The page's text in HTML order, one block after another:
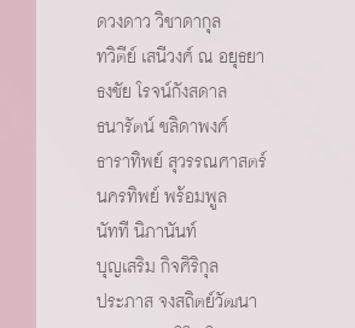
ดวงดาว วิชาดากุล
ทวิตีย์ เสนีวงศ์ ณ อยุธยา
ธงชัย โรจน์กังสดาล
ธนารัตน์ ชลิดาพงศ์
ธาราทิพย์ สุวรรณศาสตร์
นครทิพย์ พร้อมพูล
นัทที นิภานันท์
บุญเสริม กิจศิริกุล
ประภาส จงสถิตย์วัฒนา